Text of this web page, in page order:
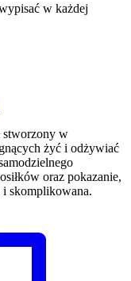
w każdej
stworzony w
żyć i odżywiać
oraz pokazanie,
i skomplikowana.